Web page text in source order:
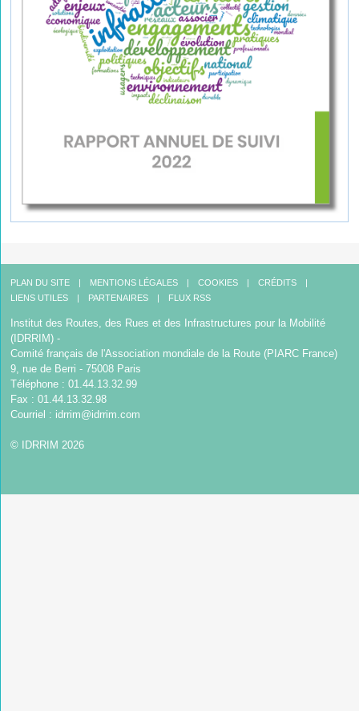
PLAN DU SITE MENTIONS LÉGALES COOKIES
CRÉDITS
LIENS UTILES
PARTENAIRES FLUX RSS
Institut des Routes, des Rues et des Infrastructures pour la Mobilité
(IDRRIM) -
Comité français de l'Association mondiale de la Route (PIARC France)
9, rue de Berri - 75008 Paris
Téléphone : 01.44.13.32.99
Fax : 01.44.13.32.98
Courriel : idrrim@idrrim.com
© IDRRIM 2026